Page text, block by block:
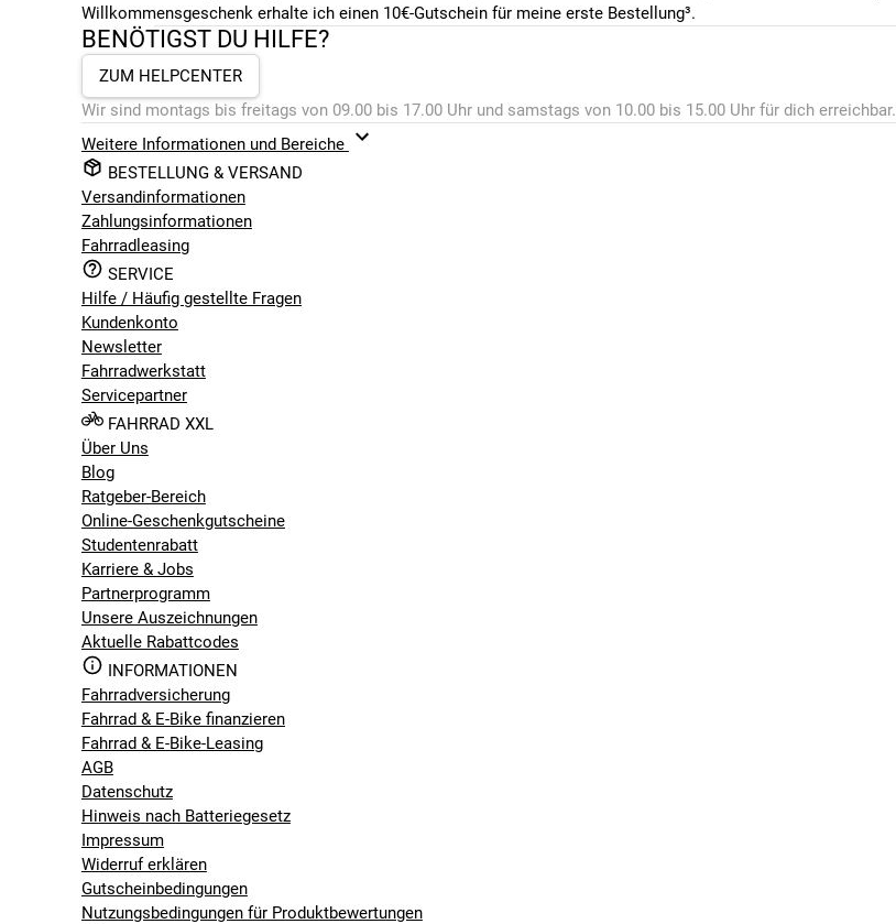
Willkommensgeschenk erhalte ich einen 10€-Gutschein für meine erste Bestellung³.
BENÖTIGST DU HILFE?
ZUM HELPCENTER
Wir sind montags bis freitags von 09.00 bis 17.00 Uhr und samstags von 10.00 bis 15.00 Uhr für dich erreichbar.
Weitere Informationen und Bereiche
BESTELLUNG & VERSAND
Versandinformationen
Zahlungsinformationen
Fahrradleasing
SERVICE
Hilfe / Häufig gestellte Fragen
Kundenkonto
Newsletter
Fahrradwerkstatt
Servicepartner
FAHRRAD XXL
Über Uns
Blog
Ratgeber-Bereich
Online-Geschenkgutscheine
Studentenrabatt
Karriere & Jobs
Partnerprogramm
Unsere Auszeichnungen
Aktuelle Rabattcodes
INFORMATIONEN
Fahrradversicherung
Fahrrad & E-Bike finanzieren
Fahrrad & E-Bike-Leasing
AGB
Datenschutz
Hinweis nach Batteriegesetz
Impressum
Widerruf erklären
Gutscheinbedingungen
Nutzungsbedingungen für Produktbewertungen